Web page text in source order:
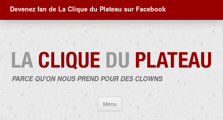
Devenez fan de La Clique du Plateau sur Facebook
PARCE QU'ON NOUS PREND POUR DES CLOWNS
Menu
contenu